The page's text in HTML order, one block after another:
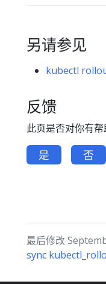
另请参见
kubectl
反馈
此页是否对你有帮
是 否
最后修改
sync